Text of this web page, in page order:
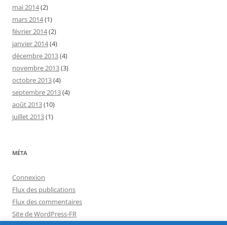
mai 2014(2)
mars 2014(1)
février 2014(2)
janvier 2014(4)
décembre 2013(4)
novembre 2013(3)
octobre 2013(4)
septembre 2013(4)
août 2013(10)
juillet 2013(1)
MÉTA
Connexion
Flux des publications
Flux des commentaires
Site de WordPress-FR